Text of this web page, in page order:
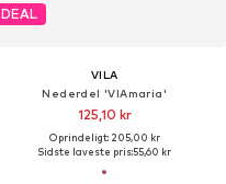
DEAL
VILA
Nederdel 'VIAmaria'
125,10 kr
Oprindeligt: 205,00 kr
Sidste laveste pris:55,60 kr